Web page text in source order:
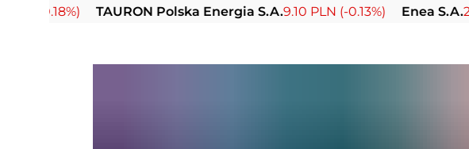
TAURON Polska Energia S.A.9.10 PLN (-0.13%) Enea S.A.20.20